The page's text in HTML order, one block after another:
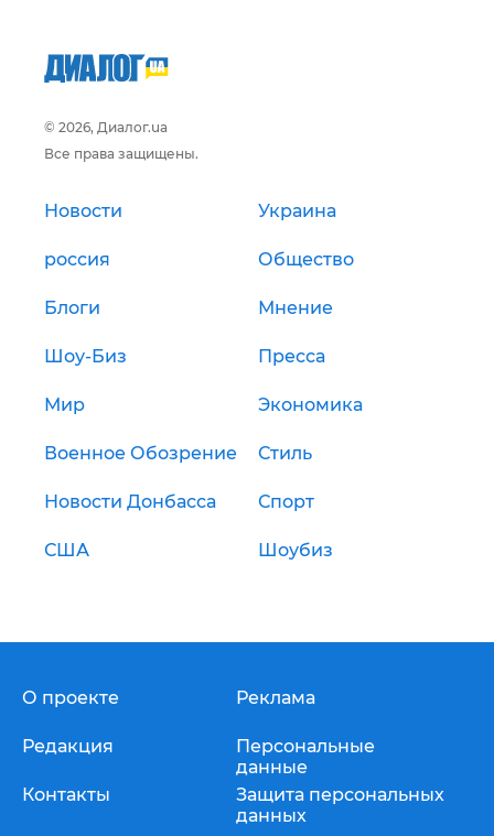
© 2026, Диалог.ua
Все права защищены.
Новости Украина
россия Общество
Блоги Мнение
Шоу-Биз Пресса
Мир Экономика
Военное Обозрение Стиль
Новости Донбасса Спорт
США Шоубиз
О проекте
Редакция
Контакты
Реклама
Персональные
данные
Защита персональных
данных